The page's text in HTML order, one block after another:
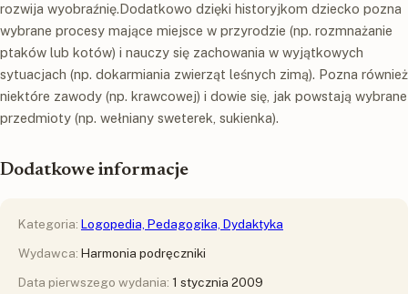
rozwija wyobraźnię.Dodatkowo dzięki historyjkom dziecko pozna
wybrane procesy mające miejsce w przyrodzie (np. rozmnażanie
ptaków lub kotów) i nauczy się zachowania w wyjątkowych
sytuacjach (np. dokarmiania zwierząt leśnych zimą). Pozna również
niektóre zawody (np. krawcowej) i dowie się, jak powstają wybrane
przedmioty (np. wełniany sweterek, sukienka).
Dodatkowe informacje
Kategoria: Logopedia, Pedagogika, Dydaktyka
Wydawca: Harmonia podręczniki
Data pierwszego wydania: 1 stycznia 2009